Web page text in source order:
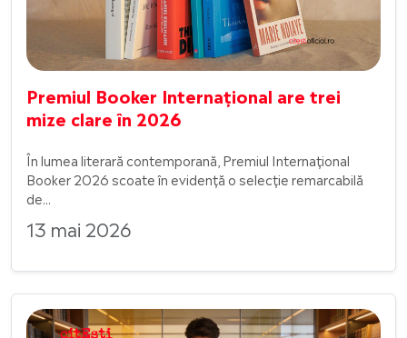
Premiul Booker Internațional are trei
mize clare în 2026
13 mai 2026
În lumea literară contemporană, Premiul Internațional
Booker 2026 scoate în evidență o selecție remarcabilă
de...